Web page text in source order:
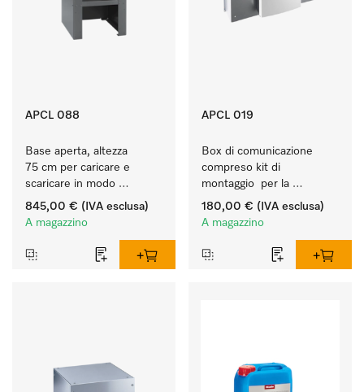
APCL 088
Base aperta, altezza
75 cm per caricare e
scaricare in modo
ergonomico la lavatrice e
l'essiccatoio.
845,00 € (IVA esclusa)
A magazzino
APCL 019
Box di comunicazione
compreso kit di
montaggio  per la
connessione di
lavatrice/essiccatoio a
esterni.
180,00 € (IVA esclusa)
A magazzino